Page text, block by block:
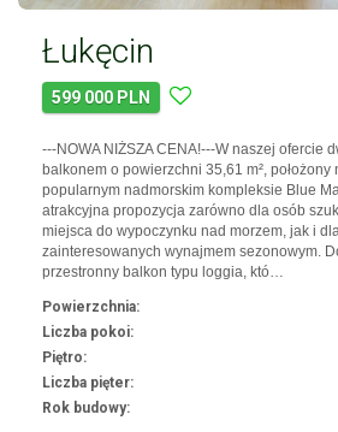
Łukęcin
599 000 PLN
---NOWA NIŻSZA CENA!---W naszej ofercie
balkonem o powierzchni 35,61 m², położony
popularnym nadmorskim kompleksie Blue
atrakcyjna propozycja zarówno dla osób
miejsca do wypoczynku nad morzem, jak i
zainteresowanych wynajmem sezonowym.
przestronny balkon typu loggia, któ…
Powierzchnia:
Liczba pokoi:
Piętro:
Liczba pięter:
Rok budowy: